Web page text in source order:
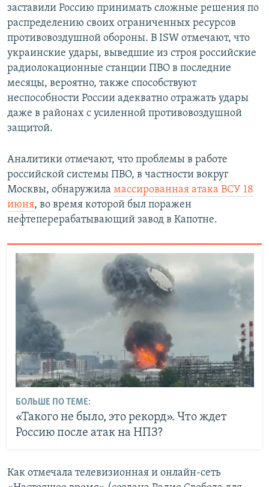
заставили Россию принимать сложные решения по
распределению своих ограниченных ресурсов
противовоздушной обороны. В ISW отмечают, что
украинские удары, выведшие из строя российские
радиолокационные станции ПВО в последние
месяцы, вероятно, также способствуют
неспособности России адекватно отражать удары
даже в районах с усиленной противовоздушной
защитой.
Аналитики отмечают, что проблемы в работе
российской системы ПВО, в частности вокруг
Москвы, обнаружила массированная атака ВСУ 18
июня, во время которой был поражен
нефтеперерабатывающий завод в Капотне.
БОЛЬШЕ ПО ТЕМЕ:
«Такого не было, это рекорд». Что ждет
Россию после атак на НПЗ?
Как отмечала телевизионная и онлайн-сеть